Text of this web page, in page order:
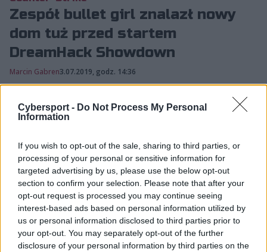
Cybersport - Do Not Process My Personal
Information
If you wish to opt-out of the sale, sharing to third parties, or
processing of your personal or sensitive information for
targeted advertising by us, please use the below opt-out
section to confirm your selection. Please note that after your
opt-out request is processed you may continue seeing
interest-based ads based on personal information utilized by
us or personal information disclosed to third parties prior to
your opt-out. You may separately opt-out of the further
disclosure of your personal information by third parties on the
Zespół bullet girl znalazł nowy
dom tuż przed startem
DreamHack Showdown
Marcin Gabren3.07.2019, godz. 14:36
Dobre wieści płyną do nas z obozu Julii "bullet
girl" Kurzyńskiej. Zespół polskiej zawodniczki
Demise, orga...
Dobre wieści płyną do nas z obozu Julii "bullet girl"
Kurzyńskiej. Zespół polskiej zawodniczki znalazł
bowiem nowego pracodawcę w postaci Demise,
organizacji rodem z Wielkiej Brytanii.